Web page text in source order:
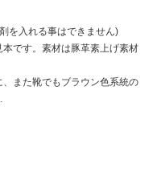
を入れる事はできません)
です。素材は豚革素上げ素材
また靴でもブラウン色系統の